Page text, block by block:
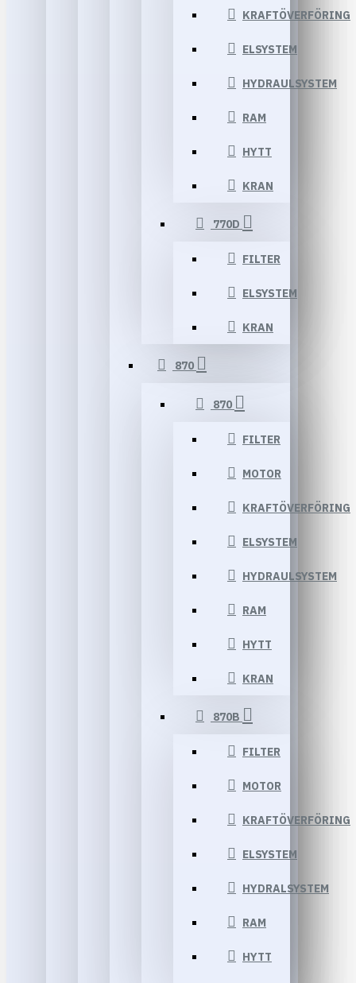
KRAFTÖVERFÖRING
ELSYSTEM
HYDRAULSYSTEM
RAM
HYTT
KRAN
770D
FILTER
ELSYSTEM
KRAN
870
870
FILTER
MOTOR
KRAFTÖVERFÖRING
ELSYSTEM
HYDRAULSYSTEM
RAM
HYTT
KRAN
870B
FILTER
MOTOR
KRAFTÖVERFÖRING
ELSYSTEM
HYDRALSYSTEM
RAM
HYTT